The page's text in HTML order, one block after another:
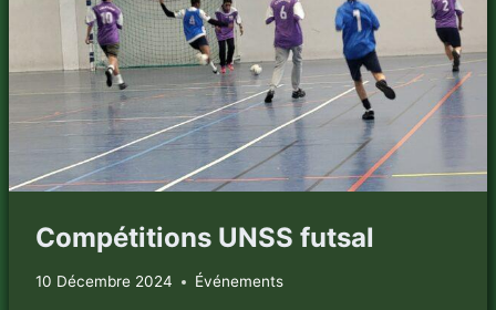
Compétitions UNSS futsal
10 Décembre 2024 Événements